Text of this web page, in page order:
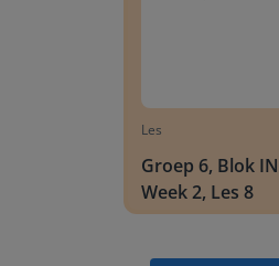
Les
Groep 6, Blok
Week 2, Les 8